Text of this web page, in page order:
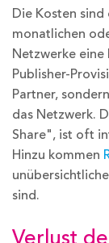
Die Kosten
monatlichen
Netzwerke
Publisher-
Partner,
das Netzwerk.
Share", ist oft
Hinzu kommen
sind.